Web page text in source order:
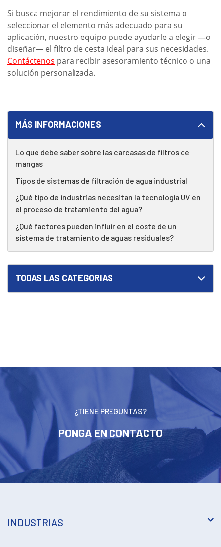
Si busca mejorar el rendimiento de su sistema o
seleccionar el elemento más adecuado para su
aplicación, nuestro equipo puede ayudarle a elegir —o
diseñar— el filtro de cesta ideal para sus necesidades.
Contáctenos para recibir asesoramiento técnico o una
solución personalizada.
MÁS INFORMACIONES
Lo que debe saber sobre las carcasas de filtros de
mangas
Tipos de sistemas de filtración de agua industrial
¿Qué tipo de industrias necesitan la tecnología UV en
el proceso de tratamiento del agua?
¿Qué factores pueden influir en el coste de un
sistema de tratamiento de aguas residuales?
TODAS LAS CATEGORIAS
¿TIENE PREGUNTAS?
PONGA EN CONTACTO
INDUSTRIAS